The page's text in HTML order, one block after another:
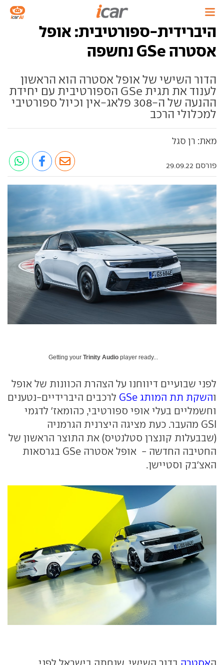
היברידית-ספורטיבית: אופל
אסטרה GSe נחשפה
הדור השישי של אופל אסטרה הוא הראשון
לענוד את תגית GSe הספורטיבית עם יחידת
ההנעה של ה-308 פלאג-אין וכיול ספורטיבי
למכלולי הרכב
מאת: רן סגל
פורסם 29.09.22
Getting your Trinity Audio player ready...
לפני שבועיים דיווחנו על הצהרת הכוונות של אופל
והשקת תת המותג GSe
לרכבים היברידיים-נטענים
וחשמליים בעלי אופי ספורטיבי, כהומאז' לדגמי
GSI מהעבר. כעת מציגה היצרנית הגרמניה
(שבבעלות קונצרן סטלנטיס) את התוצר הראשון של
החטיבה החדשה - אופל אסטרה GSe בגרסאות
האצ'בק וסטיישן.